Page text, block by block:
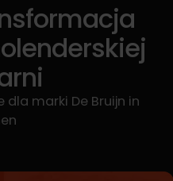
dla marki De Bruijn in